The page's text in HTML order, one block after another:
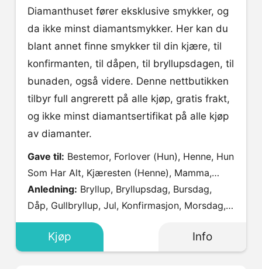
Diamanthuset fører eksklusive smykker, og
da ikke minst diamantsmykker. Her kan du
blant annet finne smykker til din kjære, til
konfirmanten, til dåpen, til bryllupsdagen, til
bunaden, også videre. Denne nettbutikken
tilbyr full angrerett på alle kjøp, gratis frakt,
og ikke minst diamantsertifikat på alle kjøp
av diamanter.
Gave til: Bestemor, Forlover (Hun), Henne, Hun
Som Har Alt, Kjæresten (Henne), Mamma,
Svigermor, Søster, Tante, Venninne.
Anledning: Bryllup, Bryllupsdag, Bursdag,
Dåp, Gullbryllup, Jul, Konfirmasjon, Morsdag,
Valentines Day.
Info
Kjøp